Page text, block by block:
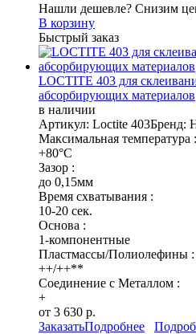
Нашли дешевле? Снизим
В корзину
Быстрый заказ
LOCTITE 403 для
абсорбирующих материалов
в наличии
Артикул: Loctite 403Бренд:
Максимальная температура :
+80°C
Зазор :
до 0,15мм
Время схватывания :
10-20 сек.
Основа :
1-компонентные
Пластмассы/Полиолефины :
++/++**
Соединение с Металлом :
+
от 3 630 р.
ЗаказатьПодробнее